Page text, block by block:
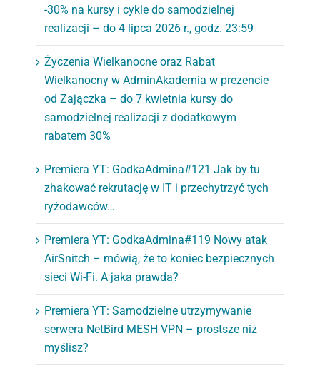
-30% na kursy i cykle do samodzielnej
realizacji – do 4 lipca 2026 r., godz. 23:59
Życzenia Wielkanocne oraz Rabat
Wielkanocny w AdminAkademia w prezencie
od Zajączka – do 7 kwietnia kursy do
samodzielnej realizacji z dodatkowym
rabatem 30%
Premiera YT: GodkaAdmina#121 Jak by tu
zhakować rekrutację w IT i przechytrzyć tych
ryżodawców…
Premiera YT: GodkaAdmina#119 Nowy atak
AirSnitch – mówią, że to koniec bezpiecznych
sieci Wi-Fi. A jaka prawda?
Premiera YT: Samodzielne utrzymywanie
serwera NetBird MESH VPN – prostsze niż
myślisz?